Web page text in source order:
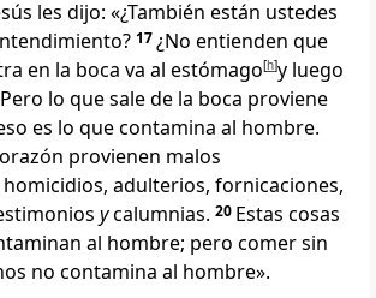
les dijo: «¿También están ustedes
17¿No entienden que
en la boca va al estómago[h]y luego
Pero lo que sale de la boca proviene
es lo que contamina al hombre.
provienen malos
adulterios, fornicaciones,
ycalumnias. 20 Estas cosas
al hombre; pero comer sin
no contamina al hombre».